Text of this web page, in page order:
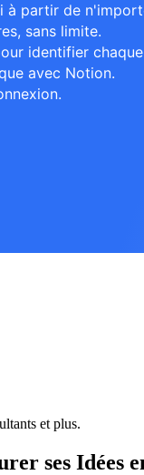
à partir de
sans limite.
identifier
avec Notion.
et plus.
ses Idées